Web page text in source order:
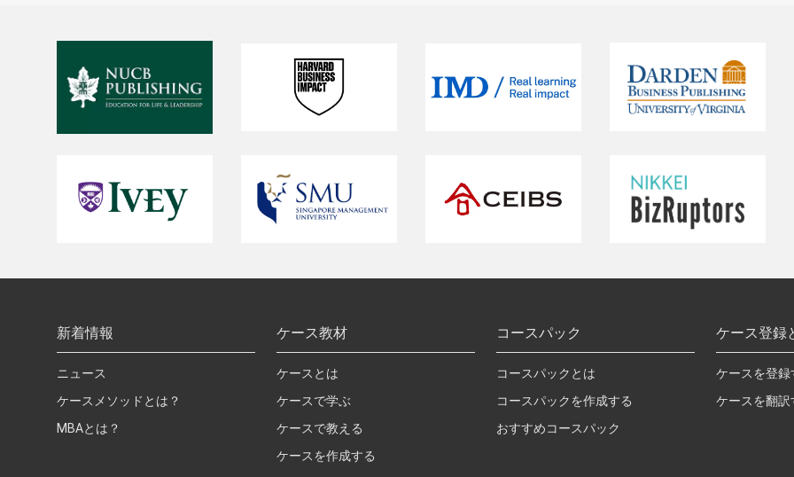
新着情報
ニュース
ケースメソッドとは？
MBAとは？
ケース教材
ケースとは
ケースで学ぶ
ケースで教える
ケースを作成する
コースパック
コースパックとは
コースパックを作成する
おすすめコースパック
ケース登録
ケースを登録
ケースを翻訳